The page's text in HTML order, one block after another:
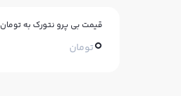
قیمت بی پرو نتورک به تومان
0تومان